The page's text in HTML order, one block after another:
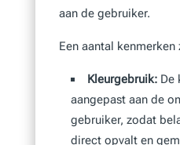
aan de gebruiker.
Een aantal kenmerken
Kleurgebruik:De
aangepast aan de
gebruiker, zodat
direct opvalt en